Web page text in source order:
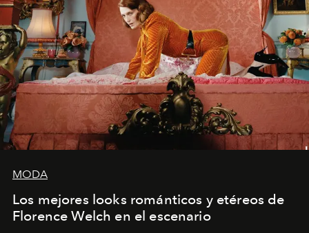
MODA
Los mejores looks románticos y etéreos de
Florence Welch en el escenario